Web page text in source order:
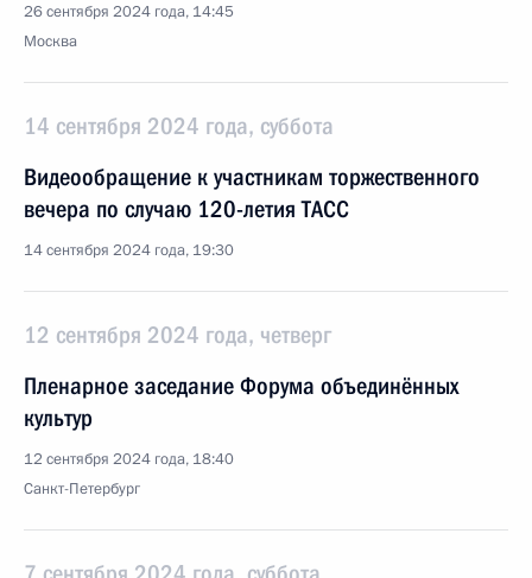
26 сентября 2024 года, 14:45
Москва
14 сентября 2024 года, суббота
Видеообращение к участникам торжественного
вечера по случаю 120-летия ТАСС
14 сентября 2024 года, 19:30
12 сентября 2024 года, четверг
Пленарное заседание Форума объединённых
культур
12 сентября 2024 года, 18:40
Санкт-Петербург